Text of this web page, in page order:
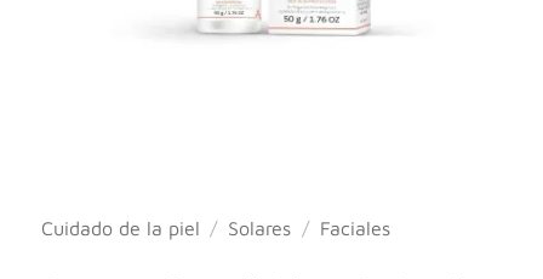
Cuidado de la piel / Solares / Faciales